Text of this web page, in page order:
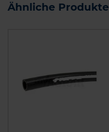
Ähnliche Produkte